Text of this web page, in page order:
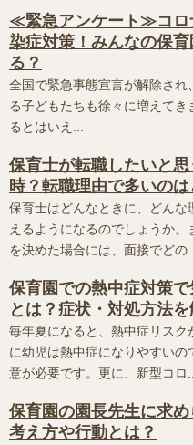
≪緊急アンケート≫コロ
染症対策！みんなの保
る？
全国で緊急事態宣言が解除され
る子どもたちも徐々に増えて
るとはいえ...
保育士が転職したいと
時？転職理由で多いの
保育士はどんなときに、どんな
えるようになるのでしょうか。
を決めた場合には、面接でどの...
保育園での熱中症対策で
とは？症状・対処方法を
毎年夏になると、熱中症リスク
に幼児は熱中症になりやすいの
意が必要です。更に、新型コロ...
保育園の園長先生に求め
考え方や行動とは？